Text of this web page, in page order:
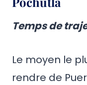
Temps de
Le moyen le
rendre de